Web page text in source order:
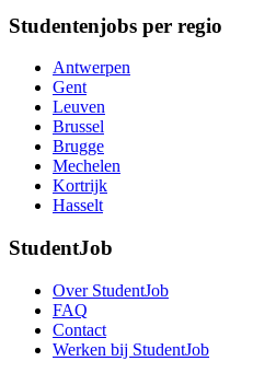
Studentenjobs per regio
Antwerpen
Gent
Leuven
Brussel
Brugge
Mechelen
Kortrijk
Hasselt
StudentJob
Over StudentJob
FAQ
Contact
Werken bij StudentJob